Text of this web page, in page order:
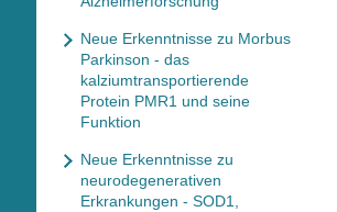
Neue Erkenntnisse zu Morbus
Parkinson - das
kalziumtransportierende
Protein PMR1 und seine
Funktion
Neue Erkenntnisse zu
neurodegenerativen
Erkrankungen - SOD1,